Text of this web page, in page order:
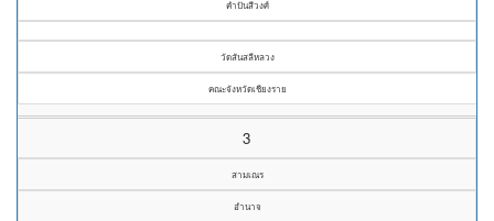
คำปันสีวงศ์
วัดสันสลีหลวง
คณะจังหวัดเชียงราย
3
สามเณร
อำนาจ